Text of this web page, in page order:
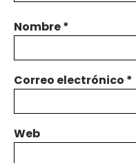
Nombre*
Correo electrónico *
Web